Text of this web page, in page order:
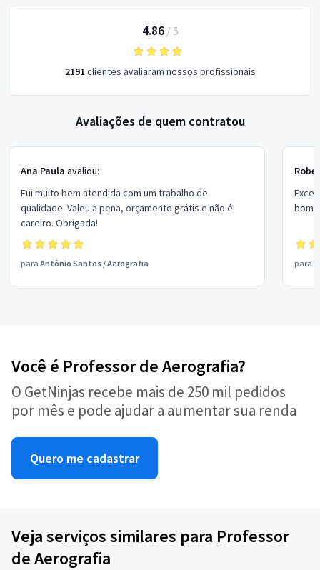
4.86/ 5
2191 clientes avaliaram nossos profissionais
Avaliações de quem contratou
Ana Paula avaliou:
Fui muito bem atendida com um trabalho de
qualidade. Valeu a pena, orçamento grátis e não é
careiro. Obrigada!
para Antônio Santos /Aerografia
bom
para
Você é Professor de Aerografia?
O GetNinjas recebe mais de 250 mil pedidos
por mês e pode ajudar a aumentar sua renda
Quero me cadastrar
Veja serviços similares para Professor
de Aerografia